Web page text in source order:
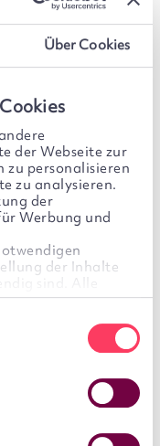
Über Cookies
der Webseite zur
zu personalisieren
zu analysieren.
der
Werbung und
der Inhalte
sind. Alle
diese wird Ihre
Sie können Ihre
selbst ändern,
receive and
gleich ein
können Sie